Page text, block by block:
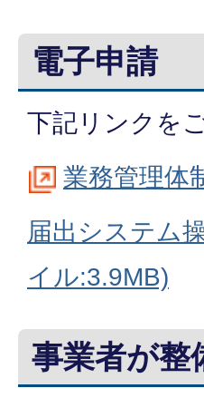
電子申請
下記リンクを
業務管理体
届出システム
イル:3.9MB)
事業者が整